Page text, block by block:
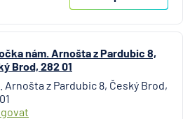
Nordoberpfalz eG
pojišťovna
Drážďany
nám. Arnošta z Pardubic 8,
Brod, 282 01
Arnošta z Pardubic 8, Český Brod,